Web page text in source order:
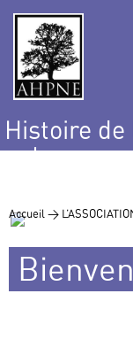
Histoire
nature
Accueil >